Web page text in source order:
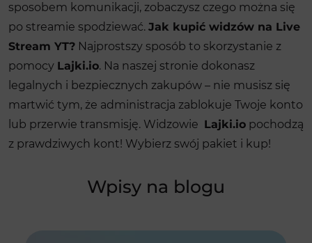
sposobem komunikacji, zobaczysz czego można się
po streamie spodziewać. Jak kupić widzów na Live
Stream YT? Najprostszy sposób to skorzystanie z
pomocy Lajki.io. Na naszej stronie dokonasz
legalnych i bezpiecznych zakupów – nie musisz się
martwić tym, że administracja zablokuje Twoje konto
lub przerwie transmisję. Widzowie Lajki.io pochodzą
z prawdziwych kont! Wybierz swój pakiet i kup!
Wpisy na blogu